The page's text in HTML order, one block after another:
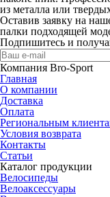
из металла или
Оставив заявку на
палки подходящей
Подпишитесь и
Компания Bro-Sport
Главная
О компании
Доставка
Оплата
Региональным
Условия возврата
Контакты
Статьи
Каталог продукции
Велосипеды
Велоаксессуары